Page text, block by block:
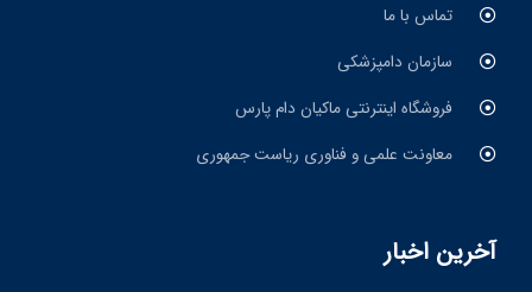
تماس با ما
سازمان دامپزشکی
فروشگاه اینترنتی ماکیان دام پارس
معاونت علمی و فناوری ریاست جمهوری
آخرین اخبار